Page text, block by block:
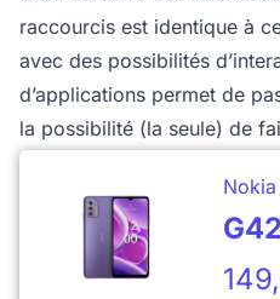
raccourcis est identique à
avec des possibilités
d’applications permet de
la possibilité (la seule) de
Nokia
G42